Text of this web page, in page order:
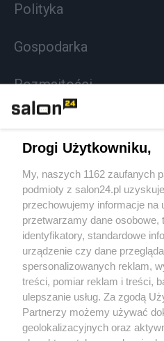
Polityka
Gospodarka
Rozmaitości
Sport
Społeczeństwo
Kultura
X Facebook
Drogi Użytkowniku,
My, naszych 1162 zaufanych
podmioty z salon24.pl
przechowujemy informacje na
przetwarzamy dane osobowe,
identyfikatory, standardowe
urządzenie czy dane
spersonalizowanych reklam,
treści, pomiar reklam i treści,
ulepszanie usług. Za zgodą
Partnerzy możemy używać
geolokalizacyjnych oraz